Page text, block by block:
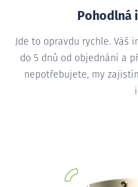
Pohodlná
Jde to opravdu rychle. Váš
do 5 dnů od objednání a
nepotřebujete, my